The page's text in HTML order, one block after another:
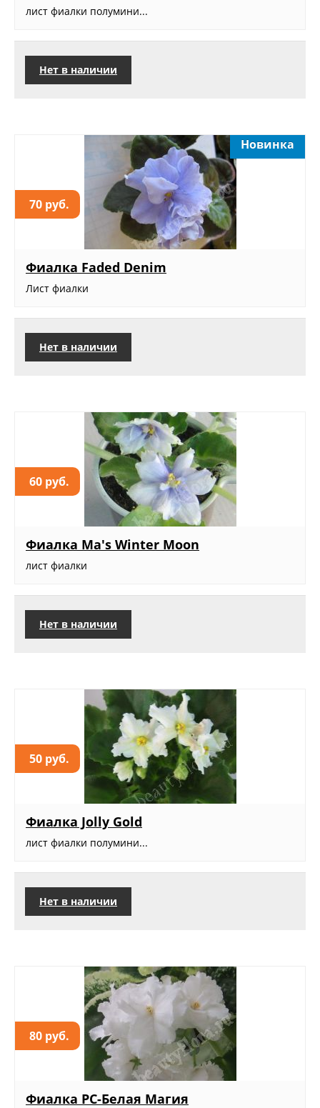
лист фиалки полумини...
Нет в наличии
70 руб.
Новинка
Фиалка Faded Denim
Лист фиалки
Нет в наличии
60 руб.
Фиалка Ma's Winter Moon
лист фиалки
Нет в наличии
50 руб.
Фиалка Jolly Gold
лист фиалки полумини...
Нет в наличии
80 руб.
Фиалка РС-Белая Магия